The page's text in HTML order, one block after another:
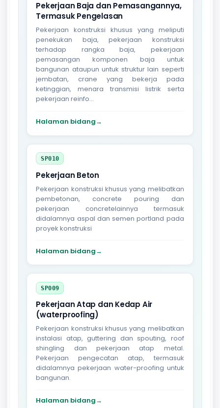
Pekerjaan Baja dan Pemasangannya,
Termasuk Pengelasan
Pekerjaan konstruksi khusus yang meliputi
penekukan baja, pekerjaan konstruksi
terhadap rangka baja, pekerjaan
pemasangan komponen baja untuk
bangunan ataupun untuk struktur lain seperti
jembatan, crane yang bekerja pada
ketinggian, menara transmisi listrik serta
pekerjaan reinfo...
Halaman bidang→
SP010
Pekerjaan Beton
Pekerjaan konstruksi khusus yang melibatkan
pembetonan, concrete pouring dan
pekerjaan concretelainnya termasuk
didalamnya aspal dan semen portland pada
proyek konstruksi
Halaman bidang→
SP009
Pekerjaan Atap dan Kedap Air
(waterproofing)
Pekerjaan konstruksi khusus yang melibatkan
instalasi atap, guttering dan spouting, roof
shingling dan pekerjaan atap metal.
Pekerjaan pengecatan atap, termasuk
didalamnya pekerjaan water-proofing untuk
bangunan.
Halaman bidang→